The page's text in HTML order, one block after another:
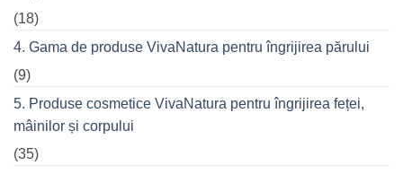
(18)
4. Gama de produse VivaNatura pentru îngrijirea părului
(9)
5. Produse cosmetice VivaNatura pentru îngrijirea feței,
mâinilor și corpului
(35)